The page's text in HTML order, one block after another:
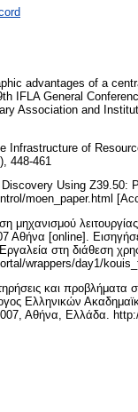
advantages of a
IFLA General
Association and
Infrastructure of
448-461
Using Z39.50:
moen_paper.html
μηχανισμού
Αθήνα [online].
στη διάθεση
wrappers/day1/
και
Ελληνικών
Αθήνα, Ελλάδα.